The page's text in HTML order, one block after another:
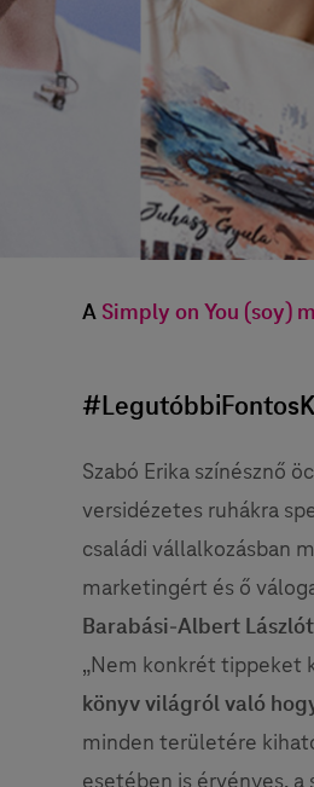
A Simply on You (soy)
Szabó Erika színésznő
versidézetes ruhákra
családi vállalkozásban
marketingért és ő
Barabási-Albert
„Nem konkrét tippeket
könyv világról való
minden területére
esetében is érvényes, a